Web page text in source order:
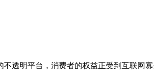
透明平台，消费者的权益正受到互联网寡